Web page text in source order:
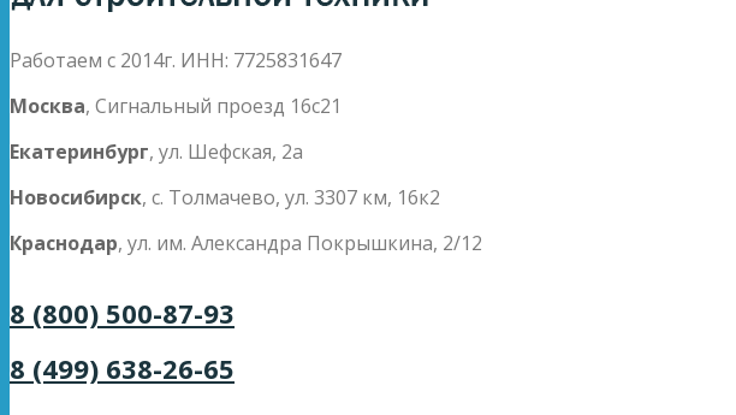
Работаем с 2014г. ИНН: 7725831647
Москва, Сигнальный проезд 16с21
Екатеринбург, ул. Шефская, 2а
Новосибирск, с. Толмачево, ул. 3307 км, 16к2
Краснодар, ул. им. Александра Покрышкина, 2/12
8 (800) 500-87-93
8 (499) 638-26-65